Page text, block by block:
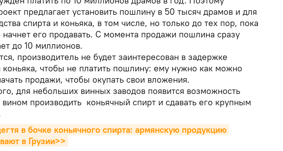
предлагает установить пошлину в 50 тысяч драмов и для
спирта и коньяка, в том числе, но только до тех пор, пока
начнет его продавать. С момента продажи пошлина сразу
до 10 миллионов.
производитель не будет заинтересован в задержке
чтобы не платить пошлину: ему нужно как можно
продажи, чтобы окупать свои вложения.
для небольших винных заводов появится возможность
вином производить коньячный спирт и сдавать его крупным
в бочке коньячного спирта: армянскую продукцию
в Грузии>>